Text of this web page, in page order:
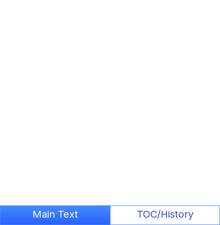
Main Text TOC/History